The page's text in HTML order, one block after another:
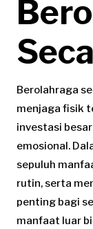
Berolahraga
menjaga fisik
investasi
emosional.
sepuluh
rutin, serta
penting bagi
manfaat luar